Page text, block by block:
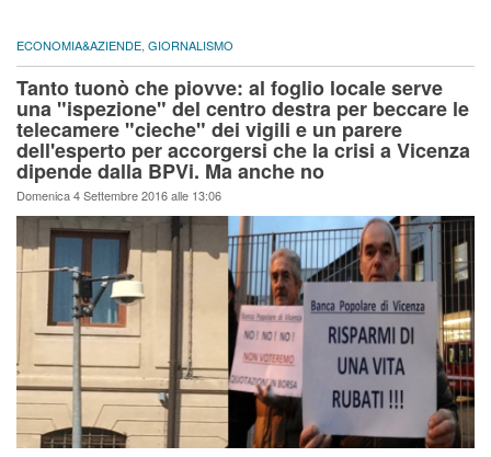
ECONOMIA&AZIENDE GIORNALISMO
Tanto tuonò che piovve: al foglio locale serve
una "ispezione" del centro destra per beccare le
telecamere "cieche" dei vigili e un parere
dell'esperto per accorgersi che la crisi a Vicenza
dipende dalla BPVi. Ma anche no
Domenica 4 Settembre 2016 alle 13:06